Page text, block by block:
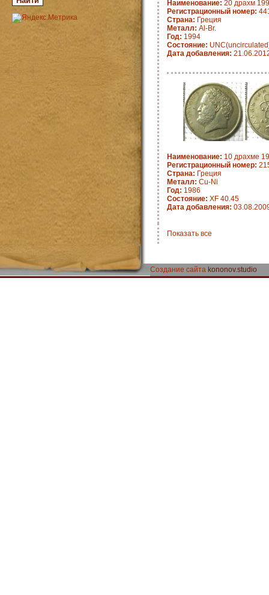
Наименование: 20 драхм
Регистрационный номер:
Страна: Греция
Металл: Al-Br.
Год: 1994
Состояние:
Дата добавления:
Наименование: 10 драхме
Регистрационный номер:
Страна: Греция
Металл: Cu-Ni
Год: 1986
Состояние: XF 40.45
Дата добавления:
Показать все
Создание сайта kononov.studio